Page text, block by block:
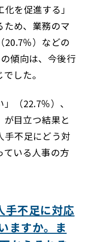
を促進する」
ため、業務のマ
20.7％）などの
傾向は、今後行
した。
（22.7％）、
が目立つ結果と
手不足にどう対
いる人事の方
手不足に対応
ますか。ま